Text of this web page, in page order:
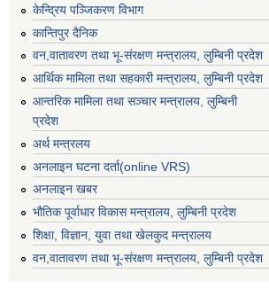
केन्द्रिय पञ्जिकरण विभाग
कान्तिपुर दैनिक
वन,वातावरण तथा भू-संरक्षण मन्त्रालय, लुम्बिनी प्रदेश
आर्थिक मामिला तथा सहकारी मन्त्रालय, लुम्बिनी प्रदेश
आन्तरिक मामिला तथा सञ्चार मन्त्रालय, लुम्बिनी
प्रदेश
अर्थ मन्त्रलय
अनलाइन घटना दर्ता(online VRS)
अनलाइन खबर
भौतिक पूर्वाधार विकास मन्त्रालय, लुम्बिनी प्रदेश
शिक्षा, विज्ञान, युवा तथा खेलकुद मन्‍‍त्रालय
वन,वातावरण तथा भू-संरक्षण मन्त्रालय, लुम्बिनी प्रदेश